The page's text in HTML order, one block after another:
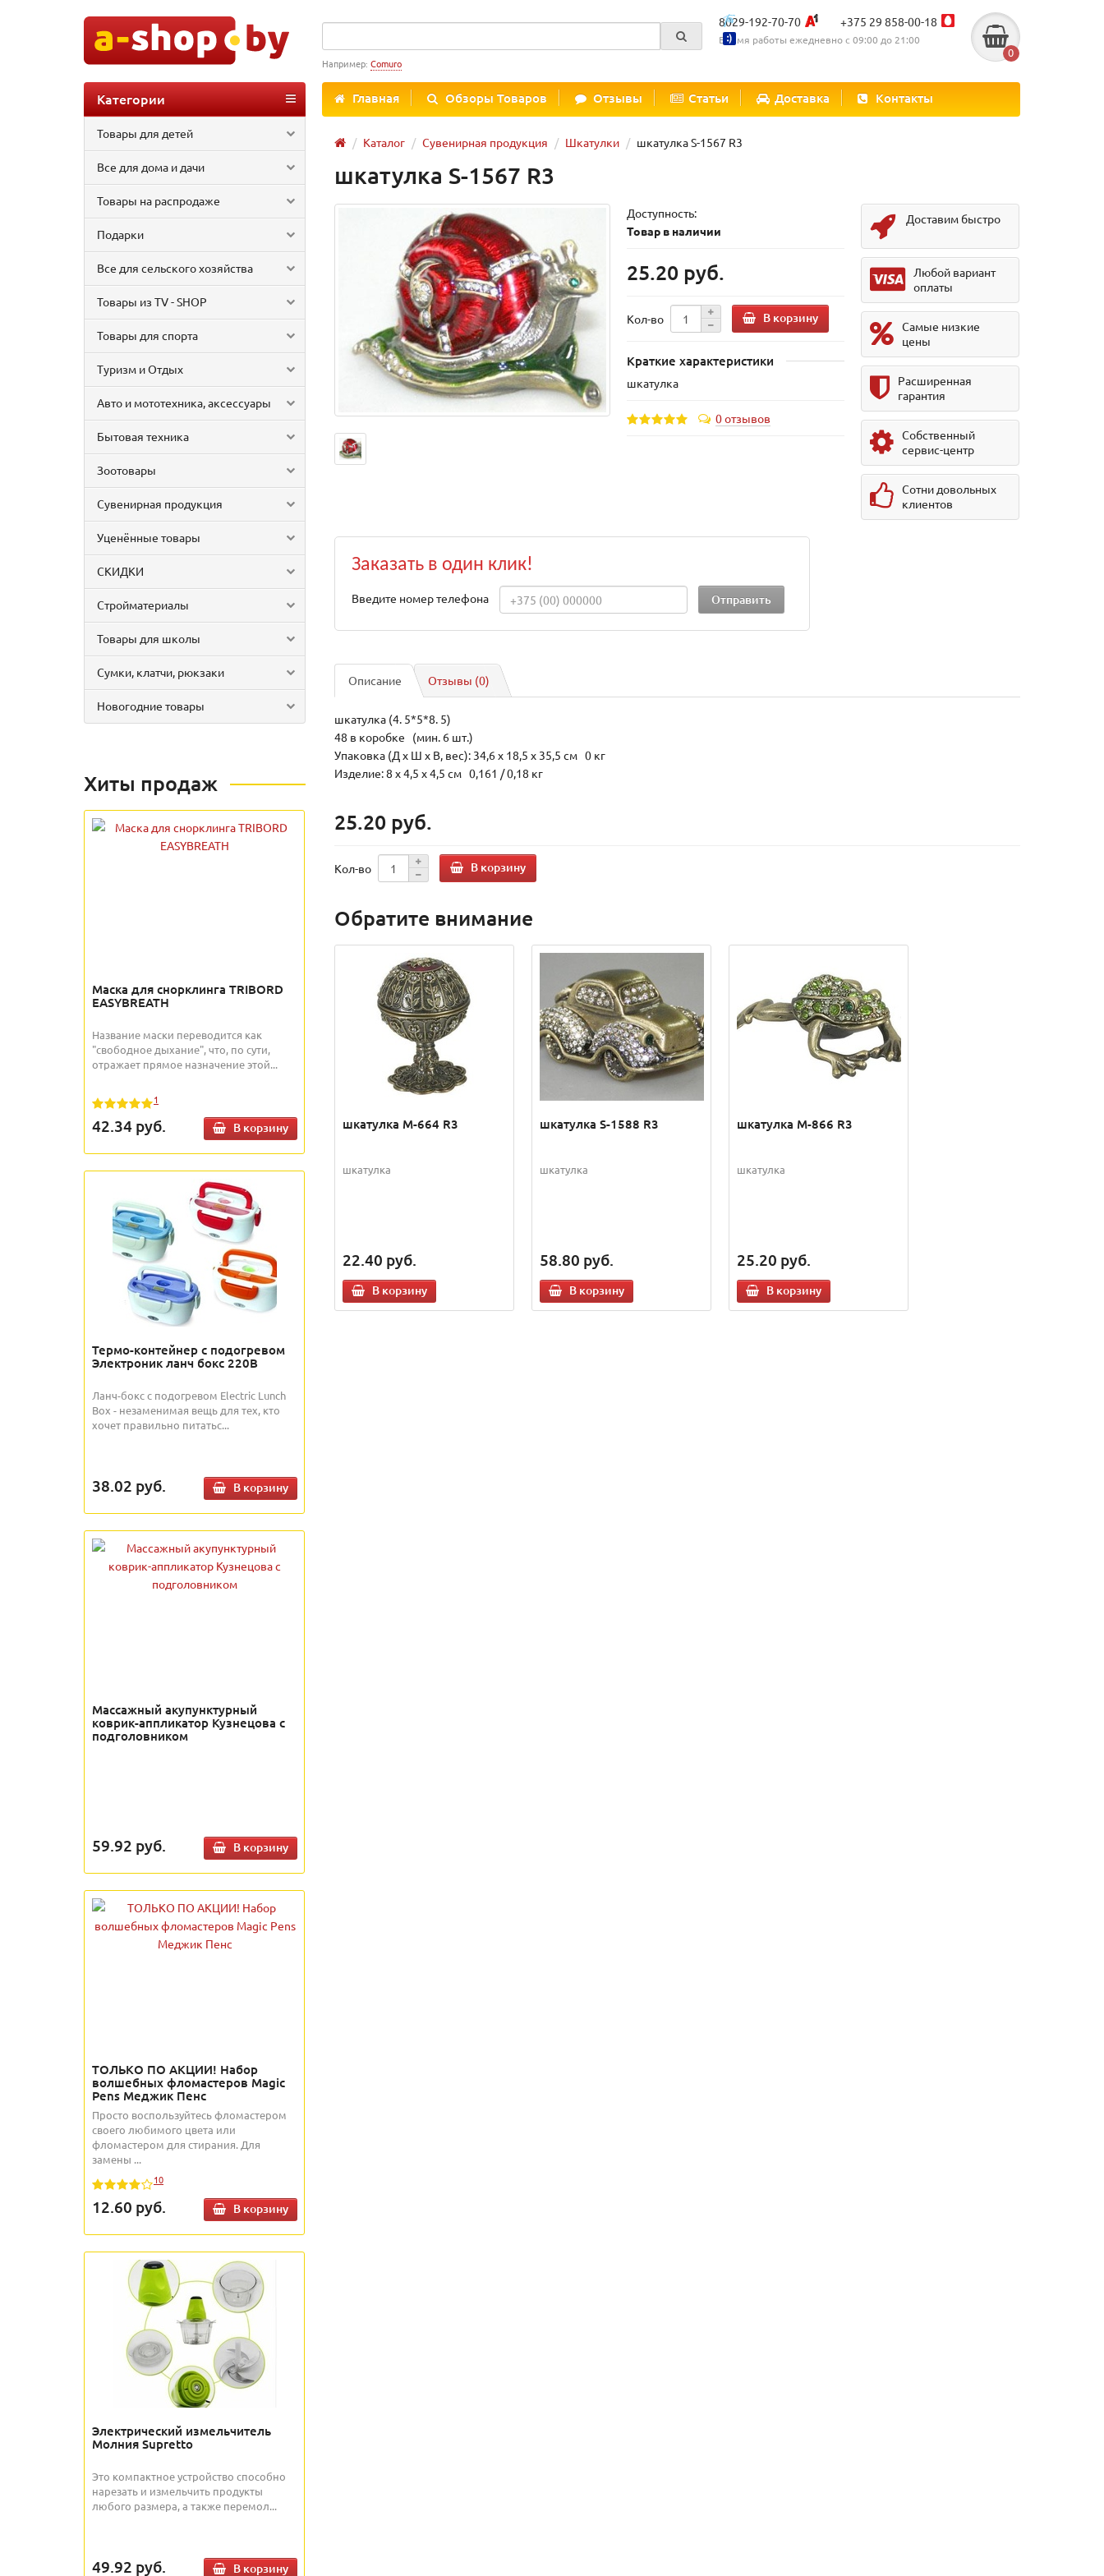
8029-192-70-70 +375 29 858-00-18
Время работы ежедневно с 09:00 до 21:00
0
Например: Comuro
Главная Обзоры Товаров Отзывы Статьи Доставка Контакты
Категории
Товары для детей
Все для дома и дачи
Товары на распродаже
Подарки
Все для сельского хозяйства
Товары из TV - SHOP
Товары для спорта
Туризм и Отдых
Авто и мототехника, аксессуары
Бытовая техника
Зоотовары
Сувенирная продукция
Уценённые товары
СКИДКИ
Стройматериалы
Товары для школы
Сумки, клатчи, рюкзаки
Новогодние товары
Каталог Сувенирная продукция Шкатулки шкатулка S-1567 R3
Хиты продаж
Маска для снорклинга TRIBORD
EASYBREATH
Название маски переводится как
"свободное дыхание", что, по сути,
отражает прямое назначение этой...
1
42.34 руб. В корзину
Термо-контейнер с подогревом
Электроник ланч бокс 220В
Ланч-бокс с подогревом Electric Lunch
Box - незаменимая вещь для тех, кто
хочет правильно питатьс...
38.02 руб. В корзину
Массажный акупунктурный
коврик-аппликатор Кузнецова с
подголовником
59.92 руб. В корзину
ТОЛЬКО ПО АКЦИИ! Набор
волшебных фломастеров Magic
Pens Меджик Пенс
Просто воспользуйтесь фломастером
своего любимого цвета или
фломастером для стирания. Для
замены ...
10
12.60 руб. В корзину
Электрический измельчитель
Молния Supretto
Это компактное устройство способно
нарезать и измельчить продукты
любого размера, а также перемол...
49.92 руб. В корзину
шкатулка S-1567 R3
Доступность:
Товар в наличии
25.20 руб.
Кол-во В корзину
Краткие характеристики
шкатулка
0 отзывов
Доставим быстро
Любой вариант
оплаты
Самые низкие
цены
Расширенная
гарантия
Собственный
сервис-центр
Сотни довольных
клиентов
Заказать в один клик!
Введите номер телефона
Описание Отзывы (0)
шкатулка (4. 5*5*8. 5)
48 в коробке (мин. 6 шт.)
Упаковка (Д х Ш х В, вес): 34,6 x 18,5 x 35,5 см 0 кг
Изделие: 8 x 4,5 x 4,5 см 0,161 / 0,18 кг
25.20 руб.
Кол-во В корзину
Обратите внимание
шкатулка M-664 R3
шкатулка
22.40 руб.
В корзину
шкатулка S-1588 R3
шкатулка
58.80 руб.
В корзину
шкатулка M-866 R3
шкатулка
25.20 руб.
В корзину